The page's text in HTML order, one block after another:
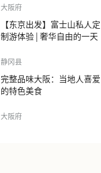
大阪府
【东京出发】富士山私人定
制游体验 | 奢华自由的一天
静冈县
完整品味大阪：当地人喜爱
的特色美食
大阪府